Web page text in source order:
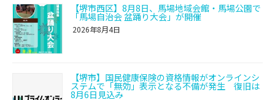
【堺市西区】8月8日、馬場地域会館・馬場公園で
「馬場自治会 盆踊り大会」が開催
2026年8月4日
【堺市】国民健康保険の資格情報がオンラインシ
ステムで「無効」表示となる不備が発生 復旧は
8月6日見込み